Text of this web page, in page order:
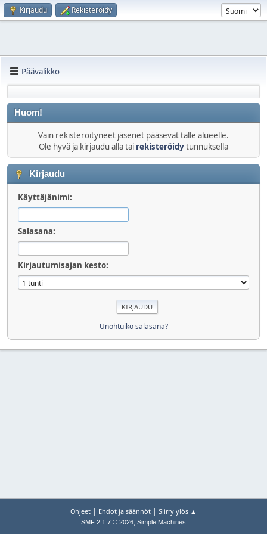
Kirjaudu Rekisteröidy
Päävalikko
Huom!
Vain rekisteröityneet jäsenet pääsevät tälle alueelle.
Ole hyvä ja kirjaudu alla tai rekisteröidytunnuksella
Kirjaudu
Käyttäjänimi:
Salasana:
Kirjautumisajan kesto:
Unohtuiko salasana?
Ohjeet | Ehdot ja säännöt | Siirry ylös ▲
SMF 2.1.7 © 2026, Simple Machines